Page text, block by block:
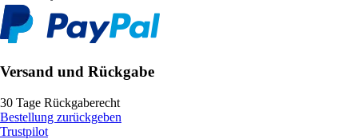
Versand und Rückgabe
30 Tage Rückgaberecht
Bestellung zurückgeben
Trustpilot